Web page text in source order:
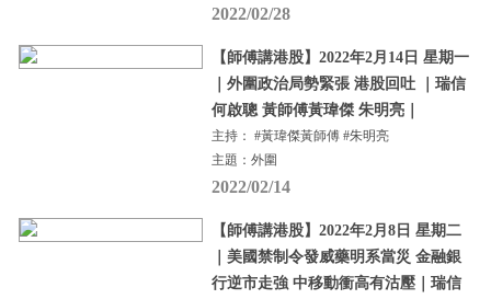
2022/02/28
【師傅講港股】2022年2月14日 星期一
｜外圍政治局勢緊張 港股回吐 ｜瑞信
何啟聰 黃師傅黃瑋傑 朱明亮｜
主持： #黃瑋傑黃師傅 #朱明亮
主題：外圍
2022/02/14
【師傅講港股】2022年2月8日 星期二
｜美國禁制令發威藥明系當災 金融銀
行逆市走強 中移動衝高有沽壓｜瑞信